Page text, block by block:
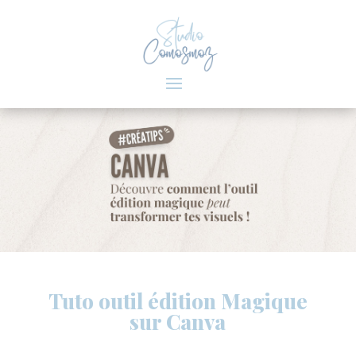
Tuto outil édition Magique
sur Canva